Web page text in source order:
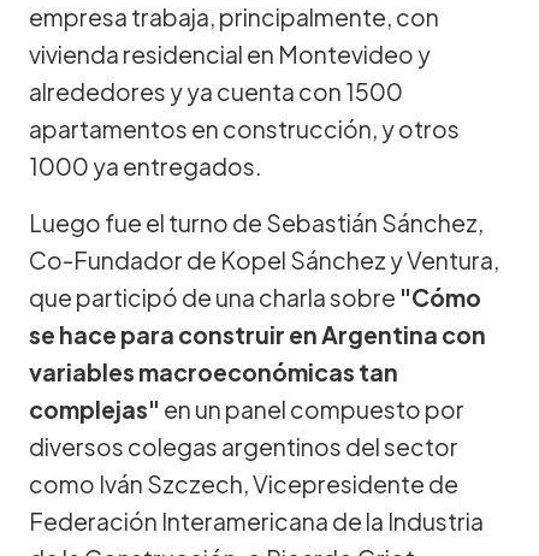
empresa trabaja, principalmente, con
vivienda residencial en Montevideo y
alrededores y ya cuenta con 1500
apartamentos en construcción, y otros
1000 ya entregados.
Luego fue el turno de Sebastián Sánchez,
Co-Fundador de Kopel Sánchez y Ventura,
que participó de una charla sobre "Cómo
se hace para construir en Argentina con
variables macroeconómicas tan
complejas" en un panel compuesto por
diversos colegas argentinos del sector
como Iván Szczech, Vicepresidente de
Federación Interamericana de la Industria